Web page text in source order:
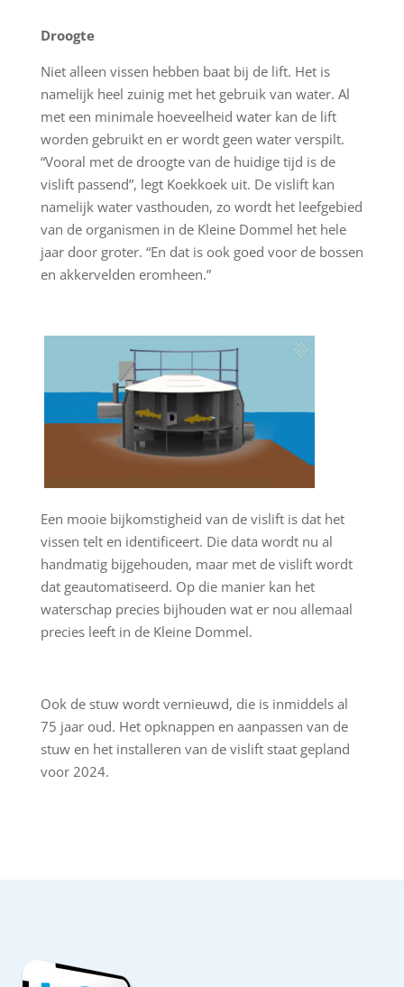
Droogte
Niet alleen vissen hebben baat bij de lift. Het is
namelijk heel zuinig met het gebruik van water. Al
met een minimale hoeveelheid water kan de lift
worden gebruikt en er wordt geen water verspilt.
“Vooral met de droogte van de huidige tijd is de
vislift passend”, legt Koekkoek uit. De vislift kan
namelijk water vasthouden, zo wordt het leefgebied
van de organismen in de Kleine Dommel het hele
jaar door groter. “En dat is ook goed voor de bossen
en akkervelden eromheen.”
Een mooie bijkomstigheid van de vislift is dat het
vissen telt en identificeert. Die data wordt nu al
handmatig bijgehouden, maar met de vislift wordt
dat geautomatiseerd. Op die manier kan het
waterschap precies bijhouden wat er nou allemaal
precies leeft in de Kleine Dommel.
Ook de stuw wordt vernieuwd, die is inmiddels al
75 jaar oud. Het opknappen en aanpassen van de
stuw en het installeren van de vislift staat gepland
voor 2024.